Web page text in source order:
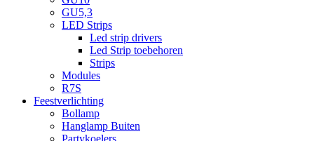
GU5,3
LED Strips
Led strip drivers
Led Strip toebehoren
Strips
Modules
R7S
Feestverlichting
Bollamp
Hanglamp Buiten
Partykoelers